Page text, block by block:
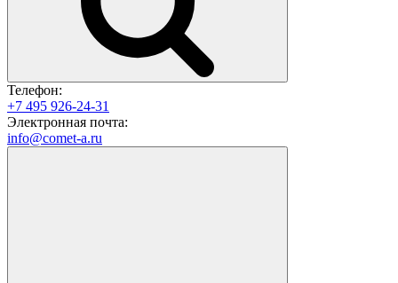
Телефон:
+7 495 926-24-31
Электронная почта:
info@comet-a.ru